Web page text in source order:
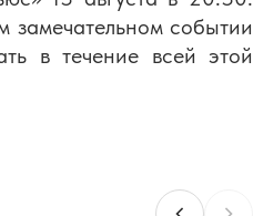
замечательном событии
в течение всей этой